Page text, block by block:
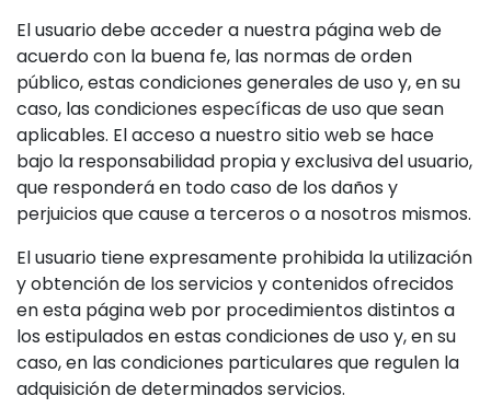
El usuario debe acceder a nuestra página web de
acuerdo con la buena fe, las normas de orden
público, estas condiciones generales de uso y, en su
caso, las condiciones específicas de uso que sean
aplicables. El acceso a nuestro sitio web se hace
bajo la responsabilidad propia y exclusiva del usuario,
que responderá en todo caso de los daños y
perjuicios que cause a terceros o a nosotros mismos.
El usuario tiene expresamente prohibida la utilización
y obtención de los servicios y contenidos ofrecidos
en esta página web por procedimientos distintos a
los estipulados en estas condiciones de uso y, en su
caso, en las condiciones particulares que regulen la
adquisición de determinados servicios.